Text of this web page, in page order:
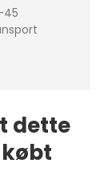
45
dette